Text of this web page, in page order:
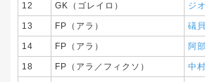
12 GK（ゴレイロ） ジ
13 FP（アラ） 礒
14 FP（アラ） 阿
18 FP（アラ／フィクソ） 中